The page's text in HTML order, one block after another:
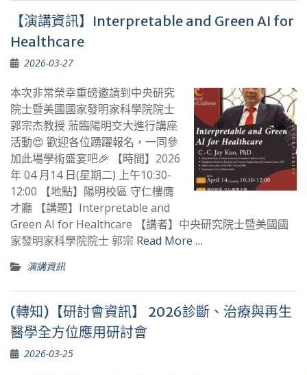
【演講資訊】Interpretable and Green AI for
Healthcare
2026-03-27
本次非常榮幸重磅邀請到中央研究
院士暨美國國家發明家科學院院士
郭宗杰教授 蒞臨陽明交大進行講座
活動😍 歡迎各位踴躍報名，一同參
加此場學術盛宴吧🎉 【時間】2026
年 04 月14 日(星期二) 上午10:30-
12:00 【地點】陽明校區 守仁樓膺
才廳 【講題】Interpretable and
Green AI for Healthcare 【講者】中央研究院士暨美國國
家發明家科學院院士 郭宗 Read More …
演講資訊
(轉知)【研討會資訊】 2026診斷、治療與再生
醫學全方位應用研討會
2026-03-25